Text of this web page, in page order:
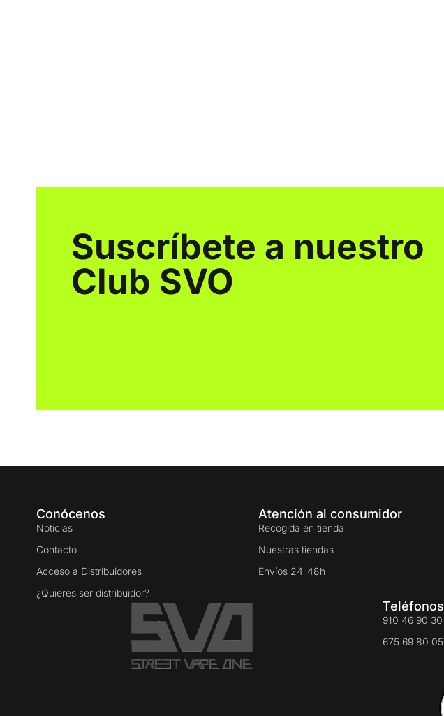
Suscríbete a nuestro
Club SVO
Conócenos
Noticias
Contacto
Acceso a Distribuidores
¿Quieres ser distribuidor?
Atención al consumidor
Recogida en tienda
Nuestras tiendas
Envíos 24-48h
Teléfonos
910 46 90 30
675 69 80 05